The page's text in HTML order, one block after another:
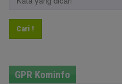
Cari !
GPR Kominfo